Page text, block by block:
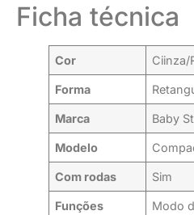
Ficha técnica
Cor Ciinza/
Forma
Marca Baby
Modelo
Com rodas Sim
Funções
Modo